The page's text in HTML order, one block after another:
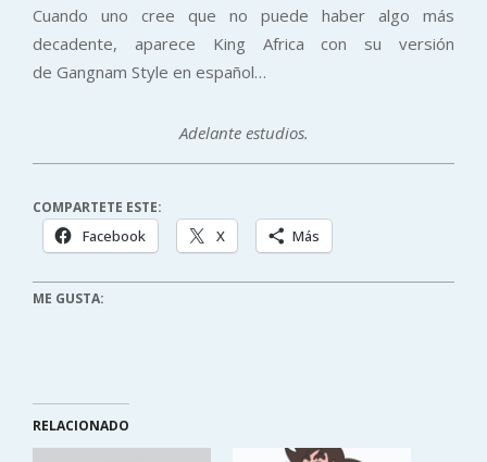
Cuando uno cree que no puede haber algo más
decadente, aparece King Africa con su versión
de Gangnam Style en español…
Adelante estudios.
COMPARTETE ESTE:
Facebook X Más
ME GUSTA:
RELACIONADO